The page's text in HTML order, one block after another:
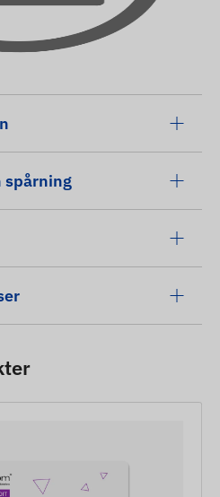
spårning